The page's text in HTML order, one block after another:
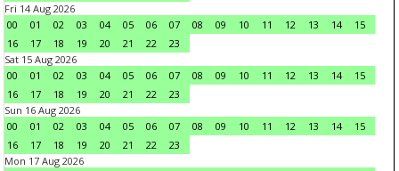
Fri 14 Aug 2026
00
01 02 03 04 05 06 07 08 09 10 11 12 13 14
15
16
17 18 19 20 21 22
23
Sat 15 Aug 2026
00
01 02 03 04 05 06 07 08 09 10 11 12 13 14
15
16
17 18 19 20 21 22
23
Sun 16 Aug 2026
00
01 02 03 04 05 06 07 08 09 10 11 12 13 14
15
16
17 18 19 20 21 22
23
Mon 17 Aug 2026